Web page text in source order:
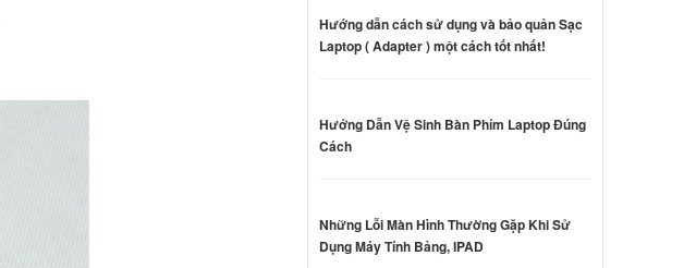
Hướng dẫn cách sử dụng và bảo quản Sạc
Laptop ( Adapter ) một cách tốt nhất!
Hướng Dẫn Vệ Sinh Bàn Phím Laptop Đúng
Cách
Những Lỗi Màn Hình Thường Gặp Khi Sử
Dụng Máy Tính Bảng, IPAD